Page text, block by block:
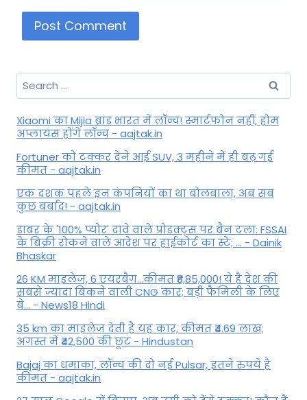
Search
for:
Xiaomi का Mijia ब्रांड भारत में लॉन्च! स्मार्टफोन नहीं, होम
अप्लायंस होंगे लॉन्च - aajtak.in
Fortuner को टक्कर देने आई SUV, 3 महीने में ही बढ़ गई
कीमत - aajtak.in
एक दशक पहले इन कंपनियों का था बोलबाला, अब सब
कुछ बर्बाद! - aajtak.in
डाबर के '100% प्योर' दावे वाले प्रोडक्ट्स पर बैन टला: FSSAI
के बिक्री रोकने वाले आदेश पर हाईकोर्ट का स्टे; ... - Dainik
Bhaskar
26 KM माइलेज, 6 एयरबैग...कीमत ₹8,85,000! ये है देश की
सबसे ज्यादा बिकने वाली CNG कार; बड़ी फैमिली के लिए
बे... - News18 Hindi
35 km का माइलेज देती है यह कार, कीमत ₹4.69 लाख;
अगस्त में ₹42,500 की छूट - Hindustan
Bajaj का धमाका, लॉन्च की दो नई Pulsar, इतने रुपये है
कीमत - aajtak.in